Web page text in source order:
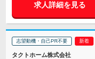
求人詳細を見る
志望動機・自己PR不要
タクトホーム株式会社